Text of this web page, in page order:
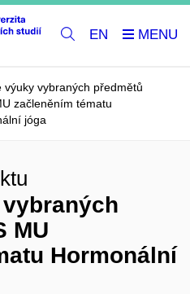
EN
výuky vybraných předmětů
začleněním tématu
jóga
MU
Hormonální